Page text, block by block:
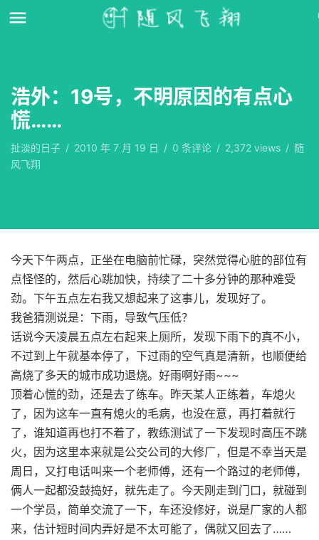
浩外：19号，不明原因的有点心
慌……
扯淡的日子 / 2010 年 7 月 19 日 / 0 条评论 / 2,372 views / 随
风飞翔
今天下午两点，正坐在电脑前忙碌，突然觉得心脏的部位有
点怪怪的，然后心跳加快，持续了二十多分钟的那种难受
劲。下午五点左右我又想起来了这事儿，发现好了。
我爸猜测说是：下雨，导致气压低？
话说今天凌晨五点左右起来上厕所，发现下雨下的真不小，
不过到上午就基本停了，下过雨的空气真是清新，也顺便给
高烧了多天的城市成功退烧。好雨啊好雨~~~
顶着心慌的劲，还是去了练车。昨天某人正练着，车熄火
了，因为这车一直有熄火的毛病，也没在意，再打着就行
了，谁知道再也打不着了，教练测试了一下发现时高压不跳
火，因为这里本来就是公交公司的大修厂，但是不幸当天是
周日，又打电话叫来一个老师傅，还有一个路过的老师傅，
俩人一起都没鼓捣好，就先走了。今天刚走到门口，就碰到
一个学员，简单交流了一下，车还没修好，说是厂家的人都
来，估计短时间内弄好是不太可能了，偶就又回去了……